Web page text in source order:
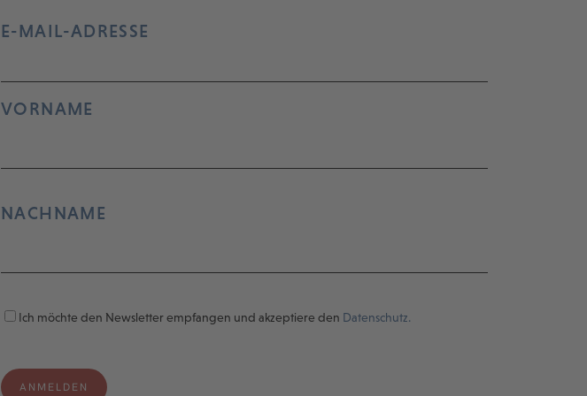
E-MAIL-ADRESSE
VORNAME
NACHNAME
Ich möchte den Newsletter empfangen und akzeptiere den Datenschutz.